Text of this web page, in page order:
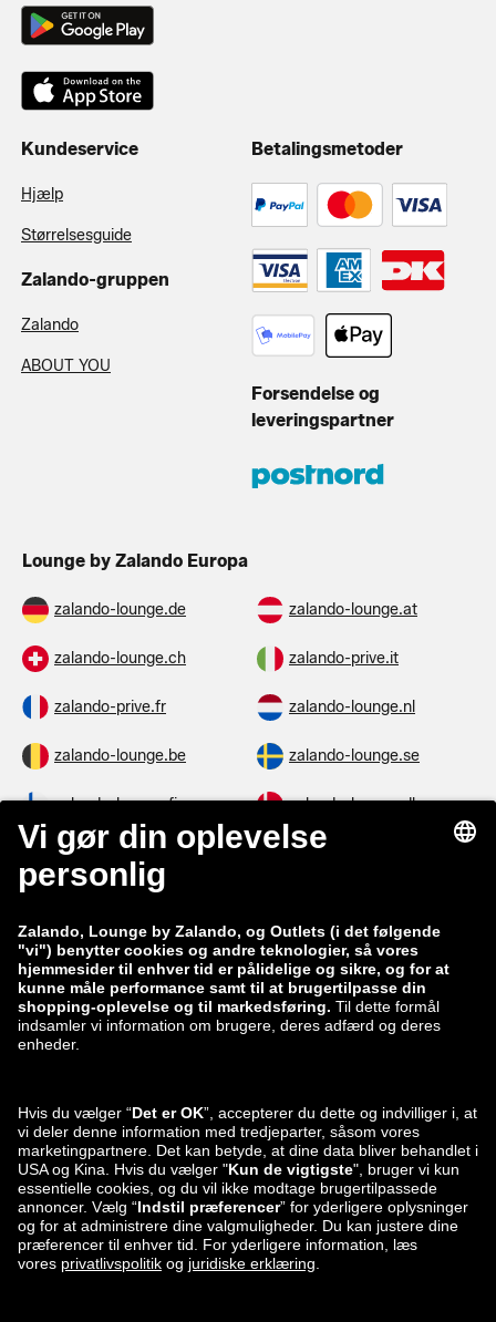
Kundeservice
Hjælp
Størrelsesguide
Zalando-gruppen
Zalando
ABOUT YOU
Betalingsmetoder
Forsendelse og
leveringspartner
Lounge by Zalando Europa
zalando-lounge.de zalando-lounge.at
zalando-lounge.ch zalando-prive.it
zalando-prive.fr zalando-lounge.nl
zalando-lounge.be zalando-lounge.se
zalando-lounge.fi zalando-lounge.dk
zalando-lounge.co.uk zalando-lounge.pl
zalando-lounge.lt zalando-lounge.sk
zalando-lounge.ro zalando-lounge.hr
zalando-lounge.si
zalando-lounge.lv zalando-lounge.no
Du kan også
finde os på